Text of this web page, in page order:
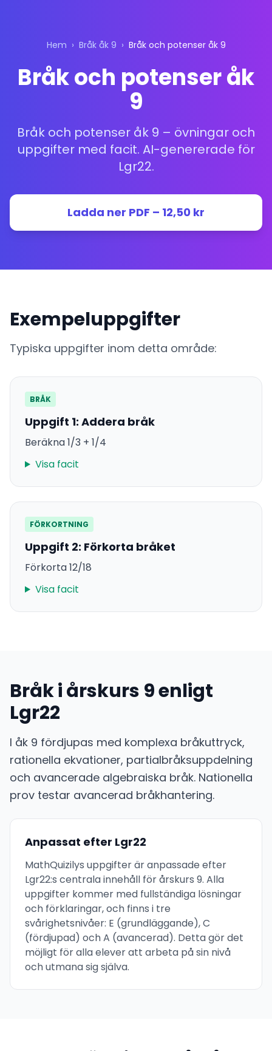
Hem › Bråk åk 9 › Bråk och potenser åk 9
Bråk och potenser åk
9
Bråk och potenser åk 9 – övningar och
uppgifter med facit. AI-genererade för
Lgr22.
Ladda ner PDF – 12,50 kr
Exempeluppgifter
Typiska uppgifter inom detta område:
BRÅK
Uppgift 1: Addera bråk
Beräkna 1/3 + 1/4
Visa facit
FÖRKORTNING
Uppgift 2: Förkorta bråket
Förkorta 12/18
Visa facit
Bråk i årskurs 9 enligt
Lgr22
I åk 9 fördjupas med komplexa bråkuttryck,
rationella ekvationer, partialbråksuppdelning
och avancerade algebraiska bråk. Nationella
prov testar avancerad bråkhantering.
Anpassat efter Lgr22
MathQuizilys uppgifter är anpassade efter
Lgr22:s centrala innehåll för årskurs 9. Alla
uppgifter kommer med fullständiga lösningar
och förklaringar, och finns i tre
svårighetsnivåer: E (grundläggande), C
(fördjupad) och A (avancerad). Detta gör det
möjligt för alla elever att arbeta på sin nivå
och utmana sig själva.